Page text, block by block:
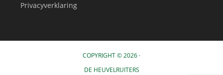
Privacyverklaring
COPYRIGHT © 2026 ·
DE HEUVELRUITERS